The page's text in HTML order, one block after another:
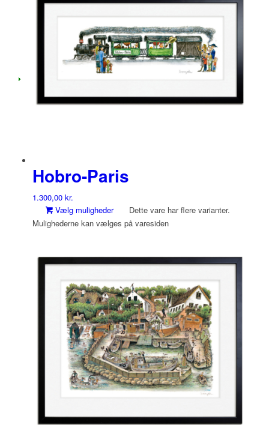
Hobro-Paris
1.300,00 kr.
Vælg muligheder
Dette vare har flere varianter.
Mulighederne kan vælges på varesiden